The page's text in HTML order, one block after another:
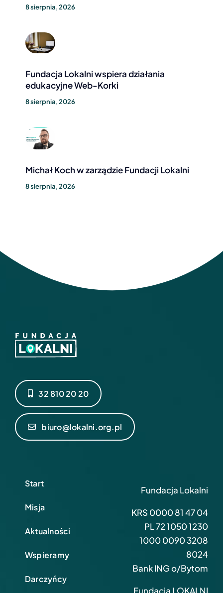
8 sierpnia, 2026
Fundacja Lokalni wspiera działania
edukacyjne Web-Korki
8 sierpnia, 2026
Michał Koch w zarządzie Fundacji Lokalni
8 sierpnia, 2026
32 810 20 20
biuro@lokalni.org.pl
Start
Misja
Aktualności
Wspieramy
Darczyńcy
Fundacja Lokalni
KRS 0000 81 47 04
PL 72 1050 1230
1000 0090 3208
8024
Bank ING o/Bytom
Fundacja LOKALNI